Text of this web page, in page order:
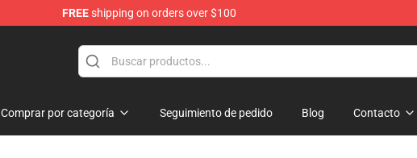
FREEshipping on orders over $100
Comprar por categoría Seguimiento de pedido Blog Contacto